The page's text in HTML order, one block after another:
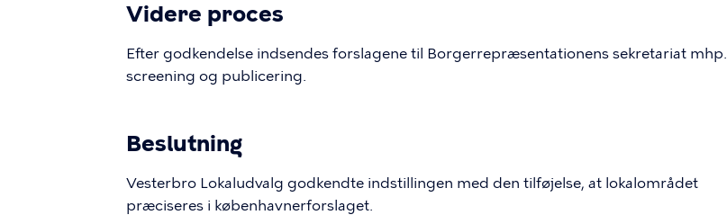
Videre proces
Efter godkendelse indsendes forslagene til Borgerrepræsentationens sekretariat mhp.
screening og publicering.
Beslutning
Vesterbro Lokaludvalg godkendte indstillingen med den tilføjelse, at lokalområdet
præciseres i københavnerforslaget.